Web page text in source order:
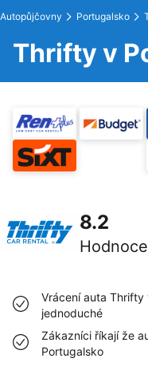
Autopůjčovny Portugalsko
Thrifty v
8.2
Vrácení auta Thrifty
jednoduché
Zákazníci říkají že
Portugalsko